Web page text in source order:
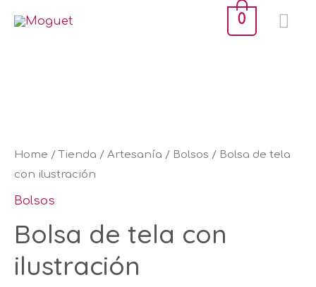
0
Home /Tienda / Artesanía / Bolsos / Bolsa de tela
con ilustración
Bolsos
Bolsa de tela con
ilustración
ilustración
quantity